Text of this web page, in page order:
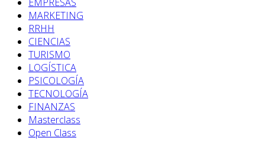
MARKETING
RRHH
CIENCIAS
TURISMO
LOGÍSTICA
PSICOLOGÍA
TECNOLOGÍA
FINANZAS
Masterclass
Open Class